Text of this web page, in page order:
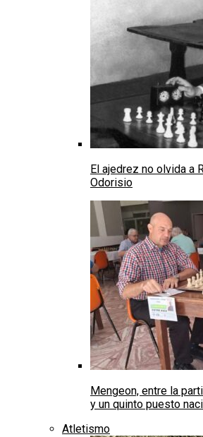
El ajedrez no olvida a
Odorisio
Mengeon, entre la
y un quinto puesto
Atletismo